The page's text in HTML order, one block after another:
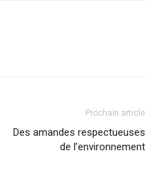
Prochain article
Des amandes respectueuses
de l’environnement